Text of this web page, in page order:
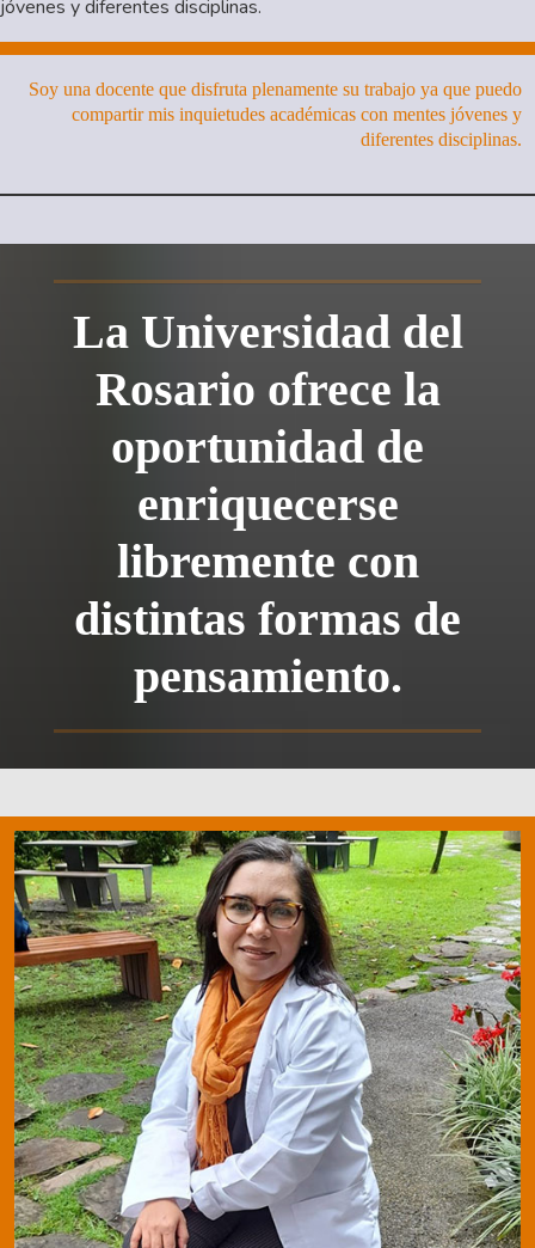
jóvenes y diferentes disciplinas.
Soy una docente que disfruta plenamente su trabajo ya que puedo
compartir mis inquietudes académicas con mentes jóvenes y
diferentes disciplinas.
La Universidad del
Rosario ofrece la
oportunidad de
enriquecerse
libremente con
distintas formas de
pensamiento.